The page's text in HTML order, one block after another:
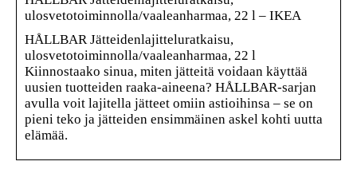
ulosvetotoiminnolla/vaaleanharmaa, 22 l – IKEA
HÅLLBAR Jätteidenlajitteluratkaisu,
ulosvetotoiminnolla/vaaleanharmaa, 22 l
Kiinnostaako sinua, miten jätteitä voidaan käyttää
uusien tuotteiden raaka-aineena? HÅLLBAR-sarjan
avulla voit lajitella jätteet omiin astioihinsa – se on
pieni teko ja jätteiden ensimmäinen askel kohti uutta
elämää.